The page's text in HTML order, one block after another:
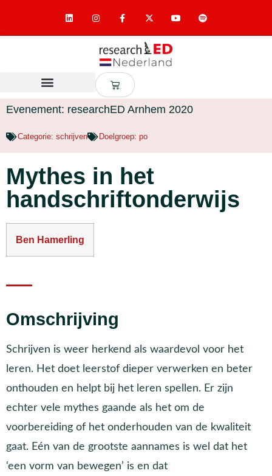
Evenement: researchED Arnhem 2020
Categorie: schrijven Doelgroep: po
Mythes in het
handschriftonderwijs
Ben Hamerling
Omschrijving
Schrijven is weer herkend als waardevol voor het
leren. Het doet leerstof dieper verwerken en beter
onthouden en helpt bij het leren spellen. Er zijn
echter vele mythes gaande als het om de
voorbereiding of het onderhouden van de kwaliteit
gaat. Eén van de grootste aannames is wel dat het
‘een vorm van bewegen’ is en dat